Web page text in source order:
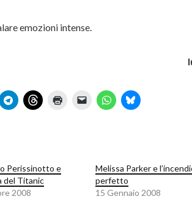
emozioni intense.
Perissinotto e
del Titanic
2008
Melissa Parker e
perfetto
15 Gennaio 2008